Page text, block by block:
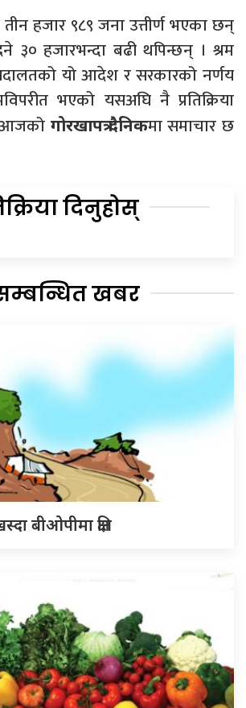
हजार ९८९ जना उत्तीर्ण भएका छन्
हजारभन्दा बढी थपिन्छन् । श्रम
यो आदेश र सरकारको नर्णय
भएको यसअघि नै प्रतिक्रिया
गोरखापत्र दैनिकमा समाचार छ
दिनुहोस्
खबर
बीओपीमा क्षति